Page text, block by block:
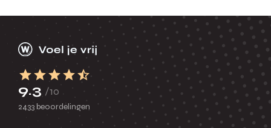
9.3 /10
2433 beoordelingen